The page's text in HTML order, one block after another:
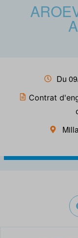
Du
Contrat